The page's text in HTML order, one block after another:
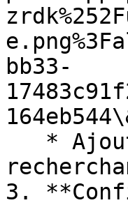
bb33-
3.